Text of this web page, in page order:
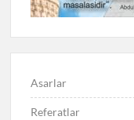
Asarlar
Referatlar